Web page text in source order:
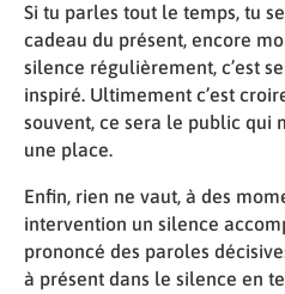
Si tu parles tout le temps, tu
cadeau du présent, encore
silence régulièrement, c’est
inspiré. Ultimement c’est
souvent, ce sera le public qui
une place.
Enfin, rien ne vaut, à des
intervention un silence
prononcé des paroles
à présent dans le silence en